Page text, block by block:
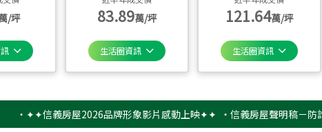
/坪 83.89萬/坪
生活圈資訊
121.64萬/坪
生活圈資訊
信義房屋2026品牌形象影片感動上映✦✦ ‧信義房屋聲明稿－防詐騙提醒